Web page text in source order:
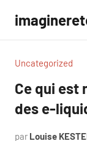
contenu
Uncategorized
Ce qui est
des e-
par Louise